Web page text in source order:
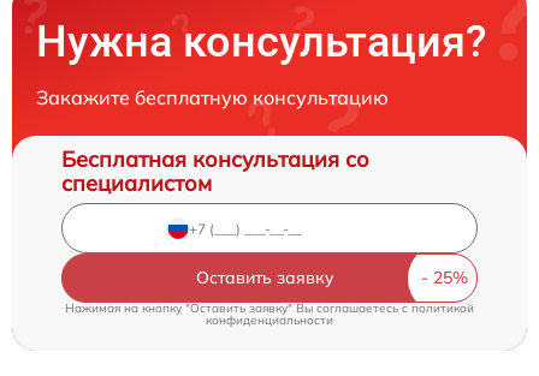
Нужна консультация?
Закажите бесплатную консультацию
Бесплатная консультация со
специалистом
Оставить заявку
Нажимая на кнопку "Оставить заявку" Вы соглашаетесь cполитикой
конфиденциальности